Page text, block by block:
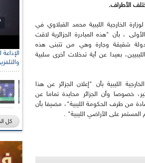
الأطراف.
الخارجية الليبية محمد القبلاوي في
، بأن "هذه المبادرة الجزائرية لاقت
دولة شقيقة وجارة وهي من تتبنى هذه
بعيدا عن أية تدخلات أخرى سلبية
الليبية بأن "إعلان الجزائر عن هذا
خصوصا وأن الجزائر محايدة تماما عن
من طرف الحكومة الليبية"، مضيفا بأن
على الأراضي الليبية" .
كل